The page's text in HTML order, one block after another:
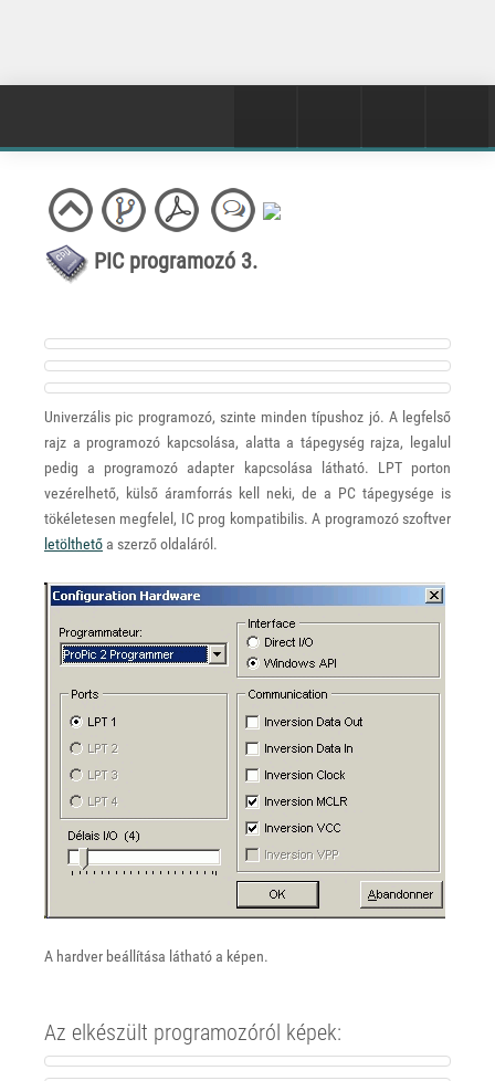
PIC programozó 3.
Univerzális pic programozó, szinte minden típushoz jó. A legfelső
rajz a programozó kapcsolása, alatta a tápegység rajza, legalul
pedig a programozó adapter kapcsolása látható. LPT porton
vezérelhető, külső áramforrás kell neki, de a PC tápegysége is
tökéletesen megfelel, IC prog kompatibilis. A programozó szoftver
letölthető a szerző oldaláról.
A hardver beállítása látható a képen.
Az elkészült programozóról képek: